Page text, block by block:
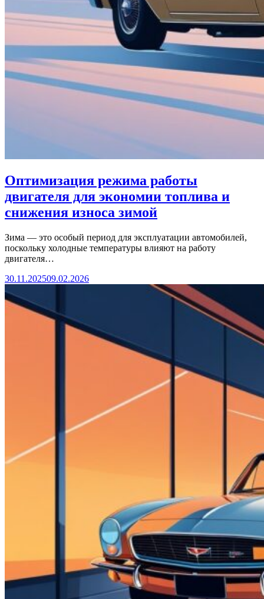
Оптимизация режима работы
двигателя для экономии топлива и
снижения износа зимой
Зима — это особый период для эксплуатации автомобилей,
поскольку холодные температуры влияют на работу
двигателя…
30.11.202509.02.2026